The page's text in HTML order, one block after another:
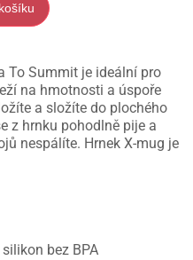
To Summit je ideální pro
na hmotnosti a úspoře
a složíte do plochého
z hrnku pohodlně pije a
nespálíte. Hrnek X-mug je
bez BPA